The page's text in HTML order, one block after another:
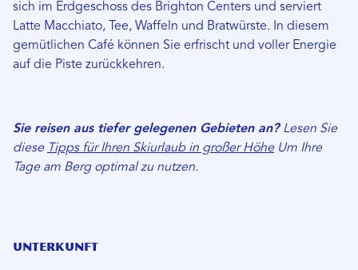
sich im Erdgeschoss des Brighton Centers und serviert
Latte Macchiato, Tee, Waffeln und Bratwürste. In diesem
gemütlichen Café können Sie erfrischt und voller Energie
auf die Piste zurückkehren.
Sie reisen aus tiefer gelegenen Gebieten an? Lesen Sie
diese Tipps für Ihren Skiurlaub in großer HöheUm Ihre
Tage am Berg optimal zu nutzen.
Unterkunft